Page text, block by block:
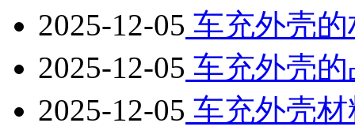
2025-12-05 车充外壳
2025-12-05 车充外壳
2025-12-05 车充外壳